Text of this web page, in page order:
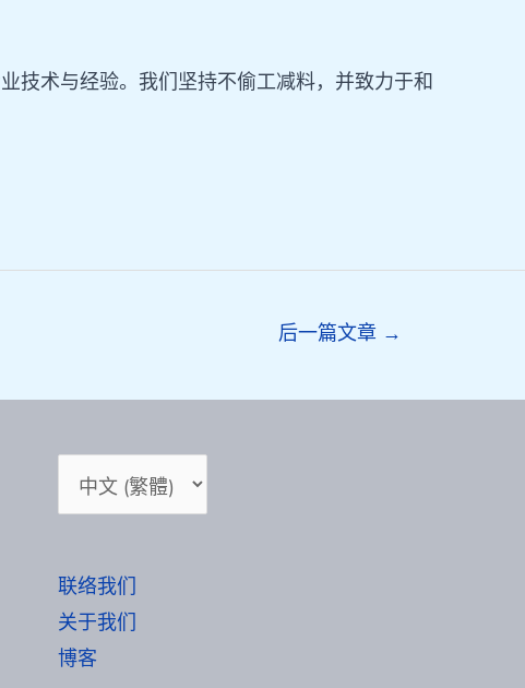
技术与经验。我们坚持不偷工减料，并致力于和
后一篇文章 →
言
联络我们
关于我们
博客